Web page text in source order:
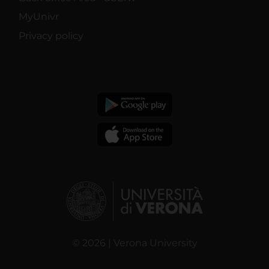
MyUnivr
Privacy policy
© 2026 | Verona University